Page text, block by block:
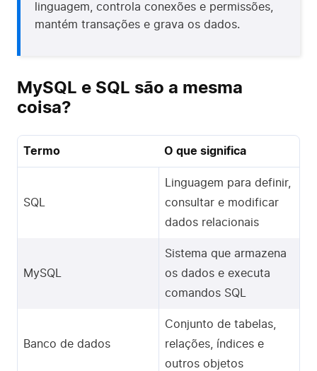
linguagem, controla conexões e permissões,
mantém transações e grava os dados.
MySQL e SQL são a mesma
coisa?
Termo O que significa
SQL
Linguagem para definir,
consultar e modificar
dados relacionais
MySQL
Sistema que armazena
os dados e executa
comandos SQL
Banco de dados
Conjunto de tabelas,
relações, índices e
outros objetos